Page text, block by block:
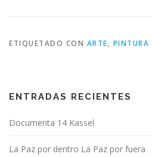
ETIQUETADO CON ARTE, PINTURA
ENTRADAS RECIENTES
Documenta 14 Kassel
La Paz por dentro La Paz por fuera